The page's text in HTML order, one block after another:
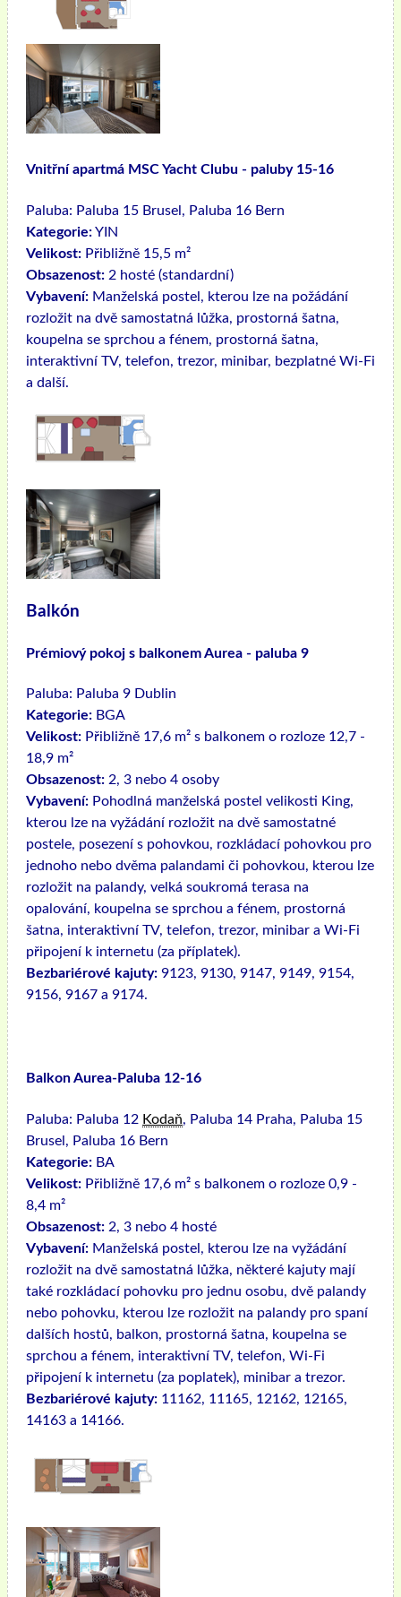
Vnitřní apartmá MSC Yacht Clubu - paluby 15-16
Paluba: Paluba 15 Brusel, Paluba 16 Bern
Kategorie:YIN
Velikost: Přibližně 15,5 m²
Obsazenost: 2 hosté (standardní)
Vybavení: Manželská postel, kterou lze na požádání
rozložit na dvě samostatná lůžka, prostorná šatna,
koupelna se sprchou a fénem, ​​prostorná šatna,
interaktivní TV, telefon, trezor, minibar, bezplatné Wi-Fi
a další.
Balkón
Prémiový pokoj s balkonem Aurea - paluba 9
Paluba: Paluba 9 Dublin
Kategorie: BGA
Velikost: Přibližně 17,6 m² s balkonem o rozloze 12,7 -
18,9 m²
Obsazenost: 2, 3 nebo 4 osoby
Vybavení: Pohodlná manželská postel velikosti King,
kterou lze na vyžádání rozložit na dvě samostatné
postele, posezení s pohovkou, rozkládací pohovkou pro
jednoho nebo dvěma palandami či pohovkou, kterou lze
rozložit na palandy, velká soukromá terasa na
opalování, koupelna se sprchou a fénem, ​​prostorná
šatna, interaktivní TV, telefon, trezor, minibar a Wi-Fi
připojení k internetu (za příplatek).
Bezbariérové ​​kajuty: 9123, 9130, 9147, 9149, 9154,
9156, 9167 a 9174.
Balkon Aurea-Paluba 12-16
Paluba: Paluba 12 Kodaň, Paluba 14 Praha, Paluba 15
Brusel, Paluba 16 Bern
Kategorie: BA
Velikost: Přibližně 17,6 m² s balkonem o rozloze 0,9 -
8,4 m²
Obsazenost: 2, 3 nebo 4 hosté
Vybavení: Manželská postel, kterou lze na vyžádání
rozložit na dvě samostatná lůžka, některé kajuty mají
také rozkládací pohovku pro jednu osobu, dvě palandy
nebo pohovku, kterou lze rozložit na palandy pro spaní
dalších hostů, balkon, prostorná šatna, koupelna se
sprchou a fénem, ​​interaktivní TV, telefon, Wi-Fi
připojení k internetu (za poplatek), minibar a trezor.
Bezbariérové ​​kajuty: 11162, 11165, 12162, 12165,
14163 a 14166.